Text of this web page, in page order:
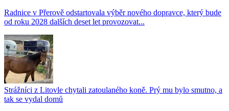
Radnice v Přerově odstartovala výběr nového dopravce, který bude
od roku 2028 dalších deset let provozovat...
Strážníci z Litovle chytali zatoulaného koně. Prý mu bylo smutno, a
tak se vydal domů